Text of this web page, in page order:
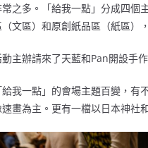
之多。「給我一點」分成四個
文區）和原創紙品區（紙區）
主辦請來了天藍和Pan開設手
給我一點」的會場主題百變，
畫為主。更有一檔以日本神社